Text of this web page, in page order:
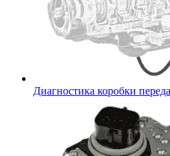
Диагностика коробки